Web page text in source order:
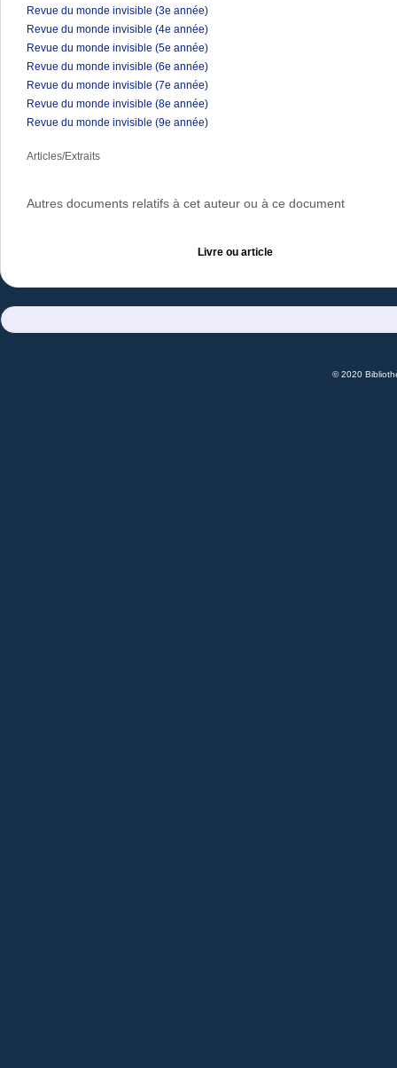
Revue du monde invisible (3e année)
Revue du monde invisible (4e année)
Revue du monde invisible (5e année)
Revue du monde invisible (6e année)
Revue du monde invisible (7e année)
Revue du monde invisible (8e année)
Revue du monde invisible (9e année)
Articles/Extraits
Autres documents relatifs à cet auteur ou à ce document
Livre ou article
© 2020